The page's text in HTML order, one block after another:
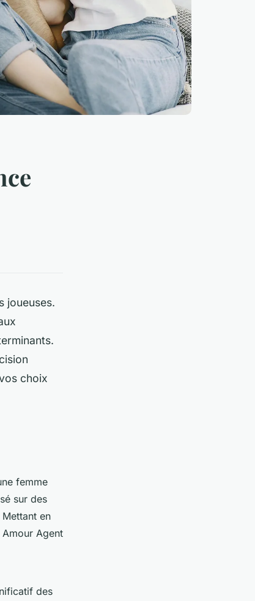
joueuses.
choix
femme
sur des
en
Agent
des